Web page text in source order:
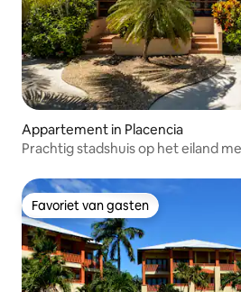
Appartement in Placencia
Prachtig stadshuis op het eiland
Favoriet van gasten
Favoriet van gasten